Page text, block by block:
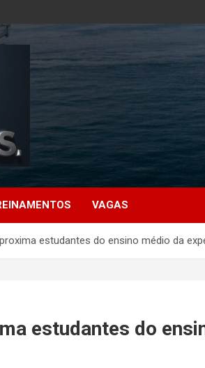
VAGAS
estudantes do ensino médio da
estudantes do